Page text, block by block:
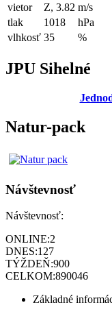
vietor
Z, 3.82 m/s
tlak
1018
hPa
vlhkosť 35 %
JPU Sihelné
Natur-pack
Návštevnosť
Návštevnosť:
ONLINE:2
DNES:127
TÝŽDEŇ:900
CELKOM:890046
Základné